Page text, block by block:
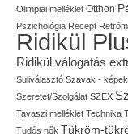
Olimpiai melléklet Otthon
Pszichológia Recept
Ridikül
Ridikül válogatás
Suliválasztó Szavak -
Szeretet/Szolgálat SZEX
Tavaszi melléklet Technika
Tudós nők Tükröm-